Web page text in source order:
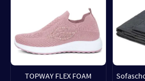
TOPWAY FLEX FOAM